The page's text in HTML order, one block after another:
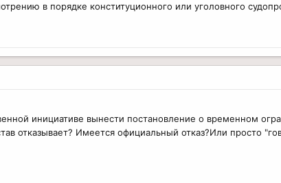
в порядке конституционного или уголовного
инициативе вынести постановление о временном
отказывает? Имеется официальный отказ?Или просто